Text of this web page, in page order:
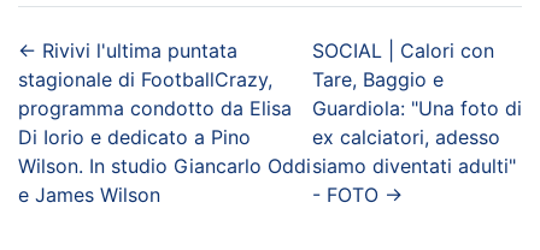
← Rivivi l'ultima puntata
stagionale di FootballCrazy,
programma condotto da Elisa
Di Iorio e dedicato a Pino
Wilson. In studio Giancarlo Oddi
e James Wilson
SOCIAL | Calori con
Tare, Baggio e
Guardiola: "Una foto di
ex calciatori, adesso
siamo diventati adulti"
- FOTO→